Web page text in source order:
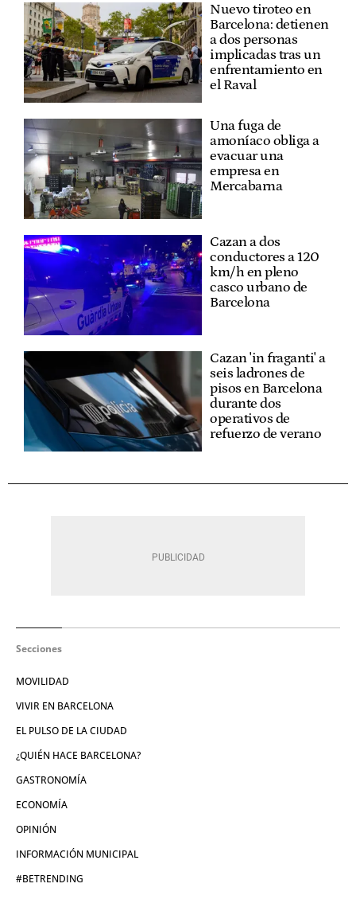
Nuevo tiroteo en
Barcelona: detienen
a dos personas
implicadas tras un
enfrentamiento en
el Raval
Una fuga de
amoníaco obliga a
evacuar una
empresa en
Mercabarna
Cazan a dos
conductores a 120
km/h en pleno
casco urbano de
Barcelona
Cazan 'in fraganti' a
seis ladrones de
pisos en Barcelona
durante dos
operativos de
refuerzo de verano
Secciones
MOVILIDAD
VIVIR EN BARCELONA
EL PULSO DE LA CIUDAD
¿QUIÉN HACE BARCELONA?
GASTRONOMÍA
ECONOMÍA
OPINIÓN
INFORMACIÓN MUNICIPAL
#BETRENDING